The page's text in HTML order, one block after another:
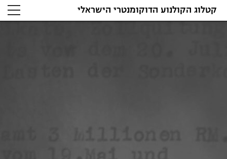
קטלוג הקולנוע הדוקומנטרי הישראלי